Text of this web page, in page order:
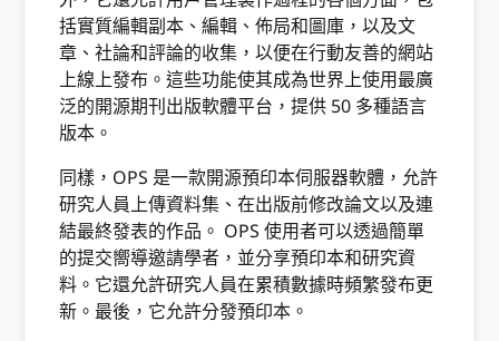
括實質編輯副本、編輯、佈局和圖庫，以及文
章、社論和評論的收集，以便在行動友善的網站
上線上發布。這些功能使其成為世界上使用最廣
泛的開源期刊出版軟體平台，提供 50 多種語言
版本。
同樣，OPS 是一款開源預印本伺服器軟體，允許
研究人員上傳資料集、在出版前修改論文以及連
結最終發表的作品。 OPS 使用者可以透過簡單
的提交嚮導邀請學者，並分享預印本和研究資
料。它還允許研究人員在累積數據時頻繁發布更
新。最後，它允許分發預印本。